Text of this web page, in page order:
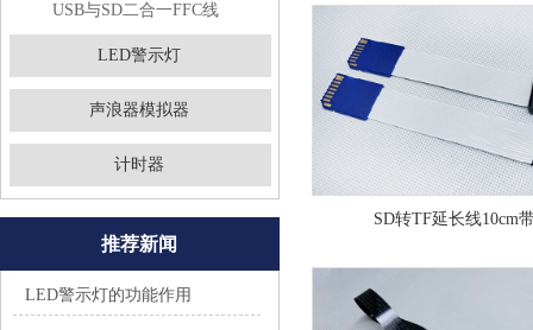
USB与SD二合一FFC线
LED警示灯
声浪器模拟器
计时器
推荐新闻
LED警示灯的功能作用
SD转TF延长线10cm